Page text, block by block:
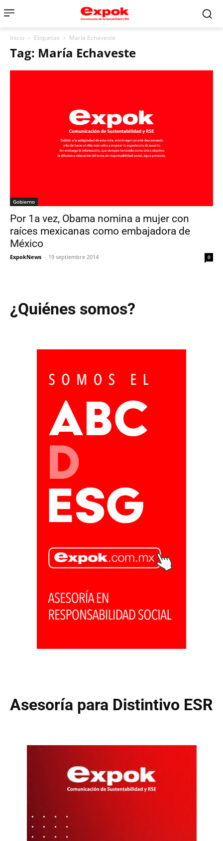
Inicio Etiquetas María Echaveste
Tag: María Echaveste
Gobierno
Por 1a vez, Obama nomina a mujer con
raíces mexicanas como embajadora de
México
ExpokNews - 19 septiembre 2014 0
¿Quiénes somos?
Asesoría para Distintivo ESR